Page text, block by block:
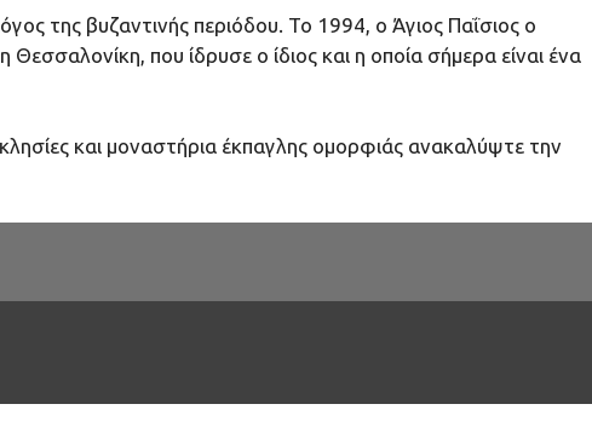
της βυζαντινής περιόδου. Το 1994, ο Άγιος Παΐσιος ο
που ίδρυσε ο ίδιος και η οποία σήμερα είναι ένα
και μοναστήρια έκπαγλης ομορφιάς ανακαλύψτε την